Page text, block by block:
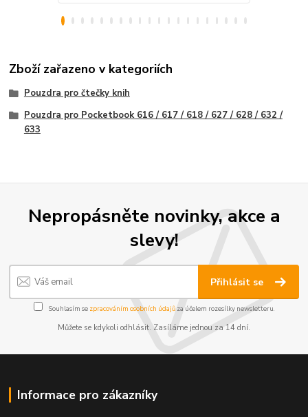
Zboží zařazeno v kategoriích
Pouzdra pro čtečky knih
Pouzdra pro Pocketbook 616 / 617 / 618 / 627 / 628 / 632 /
633
Nepropásněte novinky, akce a
slevy!
Přihlásit se
Souhlasím se zpracováním osobních údajůza účelem rozesílky newsletteru.
Můžete se kdykoli odhlásit. Zasíláme jednou za 14 dní.
Informace pro zákazníky